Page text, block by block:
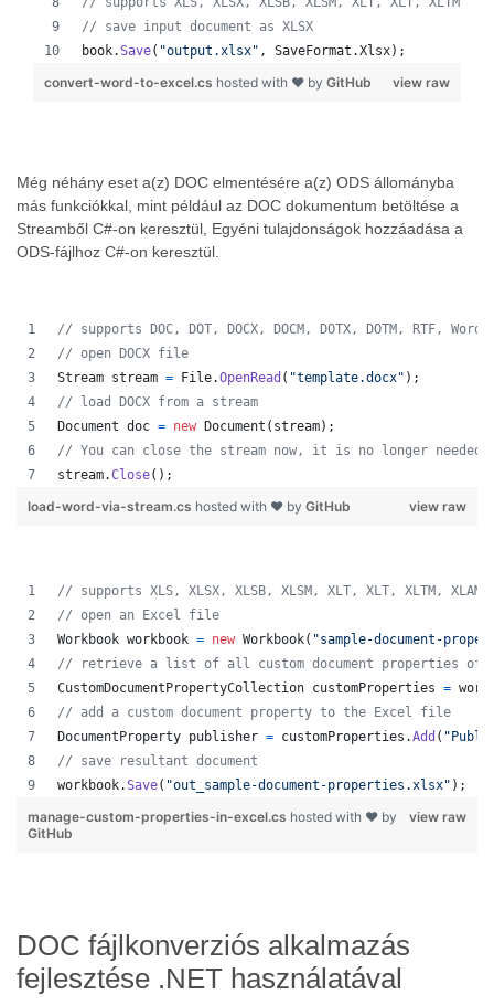
// save input document as XLSX
book.Save( "output.xlsx" , SaveFormat .Xlsx) ;
view raw
convert-word-to-excel.cs hosted with ❤ by GitHub
Még néhány eset a(z) DOC elmentésére a(z) ODS állományba
más funkciókkal, mint például az DOC dokumentum betöltése a
Streamből C#-on keresztül, Egyéni tulajdonságok hozzáadása a
ODS-fájlhoz C#-on keresztül.
// supports DOC, DOT, DOCX, DOCM, DOTX, DOTM, RTF,
// open DOCX file
Stream stream = File.OpenRead ( "template.docx" ) ;
// load DOCX from a stream
Document doc = new Document ( stream) ;
// You can close the stream now, it is no longer needed
stream.Close( ) ;
view raw
load-word-via-stream.cs hosted with ❤ by GitHub
// supports XLS, XLSX, XLSB, XLSM, XLT, XLT, XLTM,
// open an Excel file
Workbook workbook = new Workbook( "sample-document-
// retrieve a list of all custom document properties of
CustomDocumentPropertyCollection customProperties =
// add a custom document property to the Excel file
DocumentProperty publisher = customProperties .Add (
// save resultant document
workbook.Save( "out_sample-document-properties.xlsx" ) ;
view raw
manage-custom-properties-in-excel.cs hosted with ❤ by
GitHub
DOC fájlkonverziós alkalmazás
fejlesztése .NET használatával